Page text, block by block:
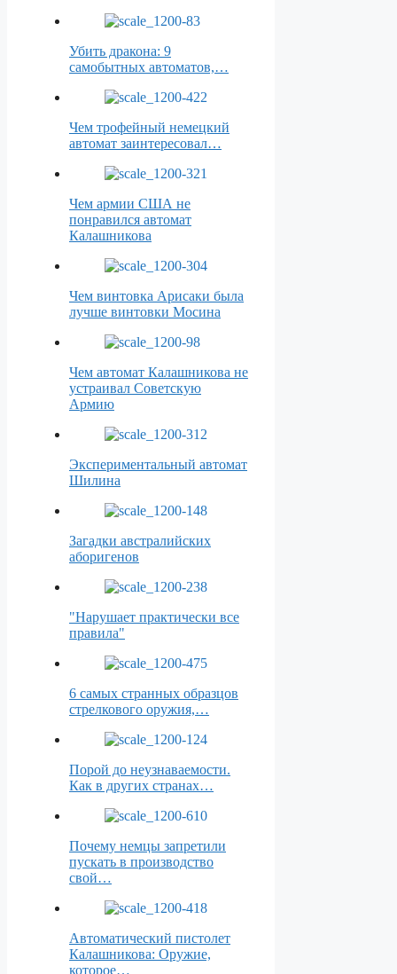
Убить дракона: 9
самобытных автоматов,…
Чем трофейный немецкий
автомат заинтересовал…
Чем армии США не
понравился автомат
Калашникова
Чем винтовка Арисаки была
лучше винтовки Мосина
Чем автомат Калашникова не
устраивал Советскую
Армию
Экспериментальный автомат
Шилина
Загадки австралийских
аборигенов
"Нарушает практически все
правила"
6 самых странных образцов
стрелкового оружия,…
Порой до неузнаваемости.
Как в других странах…
Почему немцы запретили
пускать в производство
свой…
Автоматический пистолет
Калашникова: Оружие,
которое…